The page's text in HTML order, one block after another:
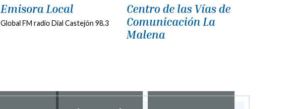
Emisora Local
Global FM radio Dial Castejón 98.3
Centro de las Vías de
Comunicación La
Malena